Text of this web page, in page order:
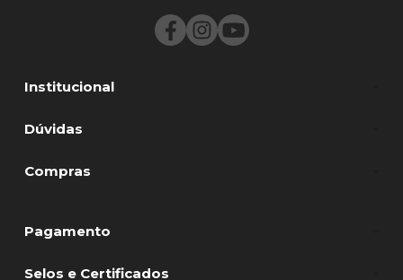
Institucional
Dúvidas
Compras
Pagamento
Selos e Certificados